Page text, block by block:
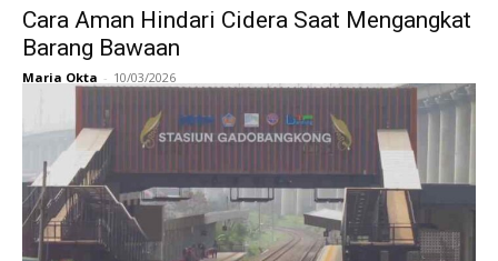
Cara Aman Hindari Cidera Saat Mengangkat
Barang Bawaan
Maria Okta - 10/03/2026